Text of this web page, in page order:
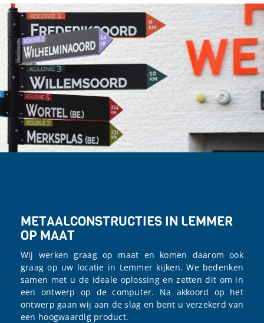
METAALCONSTRUCTIES IN LEMMER
OP MAAT
Wij werken graag op maat en komen daarom ook
graag op uw locatie in Lemmer kijken. We bedenken
samen met u de ideale oplossing en zetten dit om in
een ontwerp op de computer. Na akkoord op het
ontwerp gaan wij aan de slag en bent u verzekerd van
een hoogwaardig product.